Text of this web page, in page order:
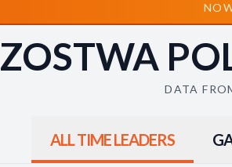
DATA
ALL TIME LEADERS
with our website by collecting and
Save Preferences Accept All